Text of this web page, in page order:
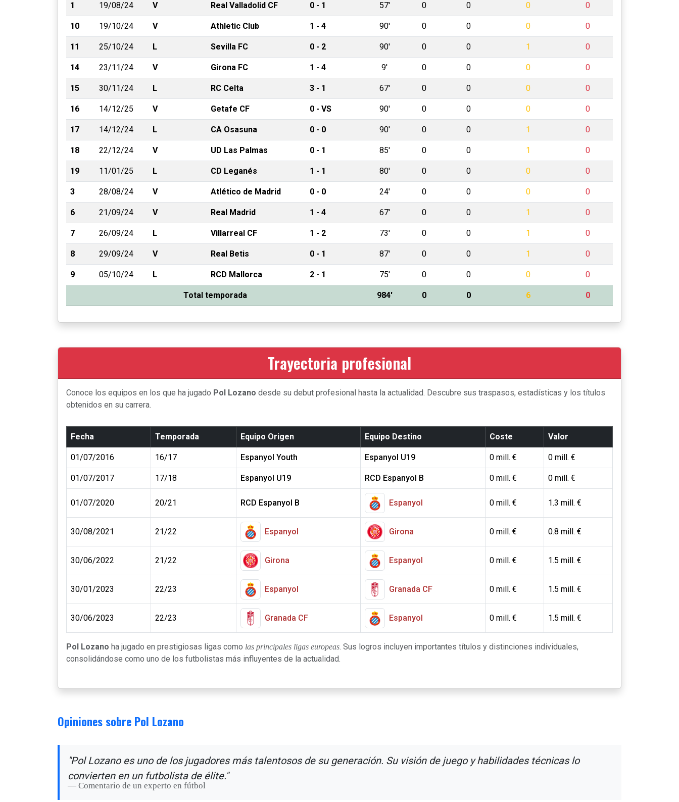
1 19/08/24 V Real Valladolid CF 0 - 1 57' 0 0 0 0
10 19/10/24 V Athletic Club 1 - 4 90' 0 0 0 0
11 25/10/24 L Sevilla FC 0 - 2 90' 0 0 1 0
14 23/11/24 V Girona FC 1 - 4 9' 0 0 0 0
15 30/11/24 L RC Celta 3 - 1 67' 0 0 0 0
16 14/12/25 V Getafe CF 0 - VS 90' 0 0 0 0
17 14/12/24 L CA Osasuna 0 - 0 90' 0 0 1 0
18 22/12/24 V UD Las Palmas 0 - 1 85' 0 0 1 0
19 11/01/25 L CD Leganés 1 - 1 80' 0 0 0 0
3 28/08/24 V Atlético de Madrid 0 - 0 24' 0 0 0 0
6 21/09/24 V Real Madrid 1 - 4 67' 0 0 1 0
7 26/09/24 L Villarreal CF 1 - 2 73' 0 0 1 0
8 29/09/24 V Real Betis 0 - 1 87' 0 0 1 0
9 05/10/24 L RCD Mallorca 2 - 1 75' 0 0 0 0
Total temporada 984' 0 0 6 0
Trayectoria profesional
Conoce los equipos en los que ha jugado Pol Lozano desde su debut profesional hasta la actualidad. Descubre sus traspasos, estadísticas y los títulos
obtenidos en su carrera.
Fecha Temporada Equipo Origen Equipo Destino Coste Valor
01/07/2016 16/17 Espanyol Youth Espanyol U19 0 mill. € 0 mill. €
01/07/2017 17/18 Espanyol U19 RCD Espanyol B 0 mill. € 0 mill. €
01/07/2020 20/21 RCD Espanyol B Espanyol 0 mill. € 1.3 mill. €
30/08/2021 21/22 Espanyol Girona 0 mill. € 0.8 mill. €
30/06/2022 21/22 Girona Espanyol 0 mill. € 1.5 mill. €
30/01/2023 22/23 Espanyol Granada CF 0 mill. € 1.5 mill. €
30/06/2023 22/23 Granada CF Espanyol 0 mill. € 1.5 mill. €
Pol Lozano ha jugado en prestigiosas ligas como las principales ligas europeas. Sus logros incluyen importantes títulos y distinciones individuales,
consolidándose como uno de los futbolistas más influyentes de la actualidad.
Opiniones sobre Pol Lozano
"Pol Lozano es uno de los jugadores más talentosos de su generación. Su visión de juego y habilidades técnicas lo
convierten en un futbolista de élite."
Comentario de un experto en fútbol